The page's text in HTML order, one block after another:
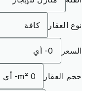
نوع العقار كافة
السعر 0
- أي
حجم العقار 0 m²
- أي